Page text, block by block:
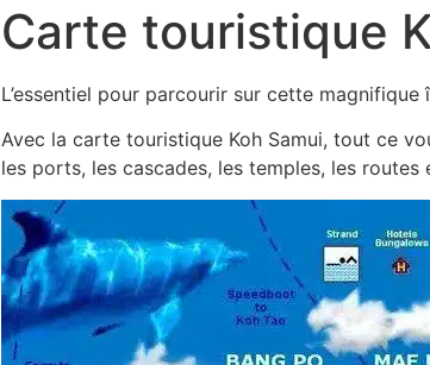
Carte touristique
L’essentiel pour parcourir sur cette
Avec la carte touristique Koh Samui, tout ce
les ports, les cascades, les temples, les